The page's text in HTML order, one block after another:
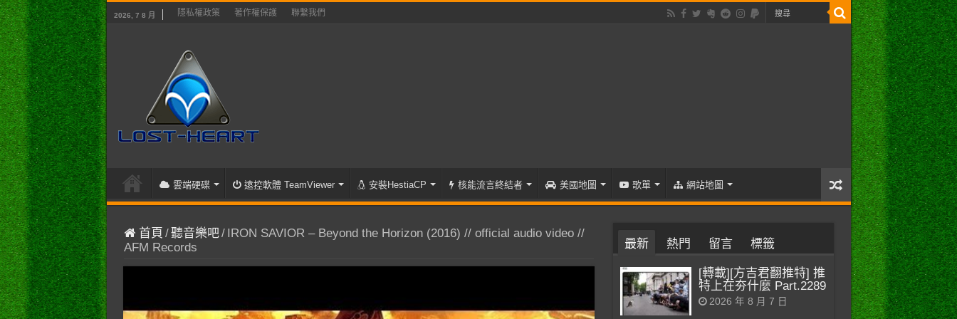
2026, 7 8 月 隱私權政策 著作權保護 聯繫我們
雲端硬碟 遠控軟體 TeamViewer 安裝HestiaCP 核能流言終結者 美國地圖 歌單 網站地圖
首頁 /聽音樂吧/ IRON SAVIOR – Beyond the Horizon (2016) // official audio video //
AFM Records
最新 熱門 留言 標籤
[轉載][方吉君翻推特] 推
特上在夯什麼 Part.2289
2026 年 8 月 7 日